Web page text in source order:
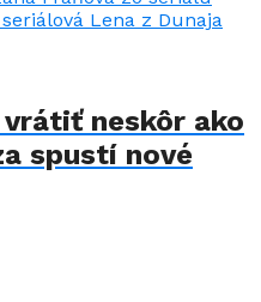
neskôr ako
spustí nové